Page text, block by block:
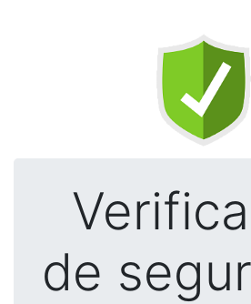
de